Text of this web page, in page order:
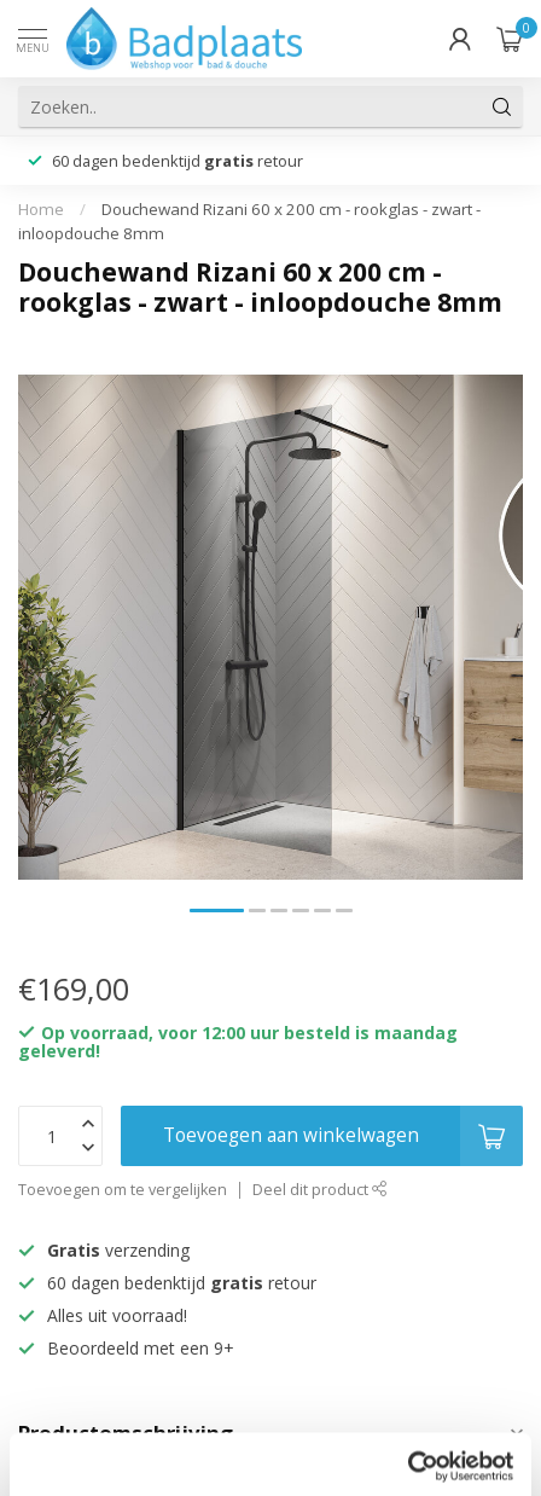
MENU
0
60 dagen bedenktijd gratis retour
Home /
Douchewand Rizani 60 x 200 cm - rookglas - zwart -
inloopdouche 8mm
Douchewand Rizani 60 x 200 cm -
rookglas - zwart - inloopdouche 8mm
€169,00
Op voorraad, voor 12:00 uur besteld is maandag
geleverd!
Toevoegen aan winkelwagen
Toevoegen om te vergelijken Deel dit product
Gratis verzending
60 dagen bedenktijd gratis retour
Alles uit voorraad!
Beoordeeld met een 9+
Productomschrijving